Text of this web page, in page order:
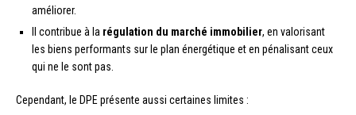
améliorer.
Il contribue à la régulation du marché immobilier, en valorisant
les biens performants sur le plan énergétique et en pénalisant ceux
qui ne le sont pas.
Cependant, le DPE présente aussi certaines limites :